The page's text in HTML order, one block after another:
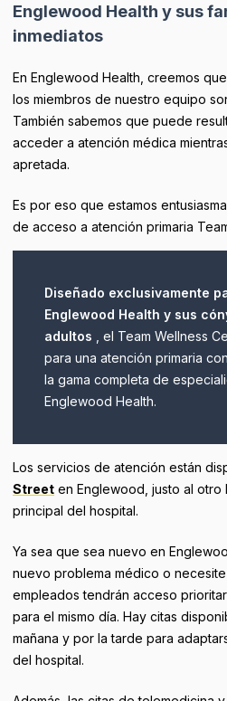
Englewood Health y sus
inmediatos
En Englewood Health, creemos
los miembros de nuestro equipo
También sabemos que puede
acceder a atención médica
apretada.
Es por eso que estamos
de acceso a atención primaria
Diseñado exclusivamente
Englewood Health y sus
adultos , el Team Wellness
para una atención primaria
la gama completa de
Englewood Health.
Los servicios de atención están
Street en Englewood, justo al
principal del hospital.
Ya sea que sea nuevo en
nuevo problema médico o
empleados tendrán acceso
para el mismo día. Hay citas
mañana y por la tarde para
del hospital.